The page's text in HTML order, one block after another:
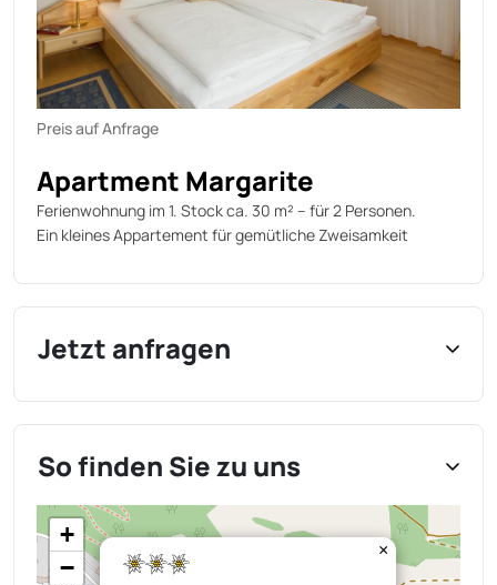
Preis auf Anfrage
Apartment Margarite
Ferienwohnung im 1. Stock ca. 30 m² – für 2 Personen.
Ein kleines Appartement für gemütliche Zweisamkeit
Jetzt anfragen
So finden Sie zu uns
×
+
−